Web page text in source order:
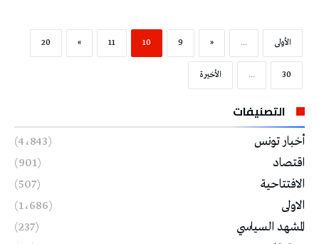
‫الأولى‬ ...
«
9
10
11
»
20
30
... ‫الأخيرة‬
التصنيفات
أخبار تونس
(4٬843)
اقتصاد
(901)
الافتتاحية
(507)
الاولى
(1٬686)
المشهد السياسي
(237)